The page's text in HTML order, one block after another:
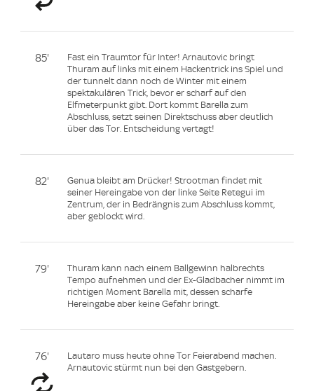
85'
Fast ein Traumtor für Inter! Arnautovic bringt
Thuram auf links mit einem Hackentrick ins Spiel und
der tunnelt dann noch de Winter mit einem
spektakulären Trick, bevor er scharf auf den
Elfmeterpunkt gibt. Dort kommt Barella zum
Abschluss, setzt seinen Direktschuss aber deutlich
über das Tor. Entscheidung vertagt!
82'
Genua bleibt am Drücker! Strootman findet mit
seiner Hereingabe von der linke Seite Retegui im
Zentrum, der in Bedrängnis zum Abschluss kommt,
aber geblockt wird.
79'
Thuram kann nach einem Ballgewinn halbrechts
Tempo aufnehmen und der Ex-Gladbacher nimmt im
richtigen Moment Barella mit, dessen scharfe
Hereingabe aber keine Gefahr bringt.
76'
Lautaro muss heute ohne Tor Feierabend machen.
Arnautovic stürmt nun bei den Gastgebern.